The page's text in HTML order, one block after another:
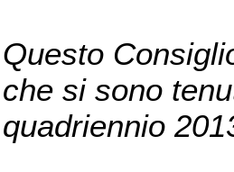
Questo
che si sono
quadriennio